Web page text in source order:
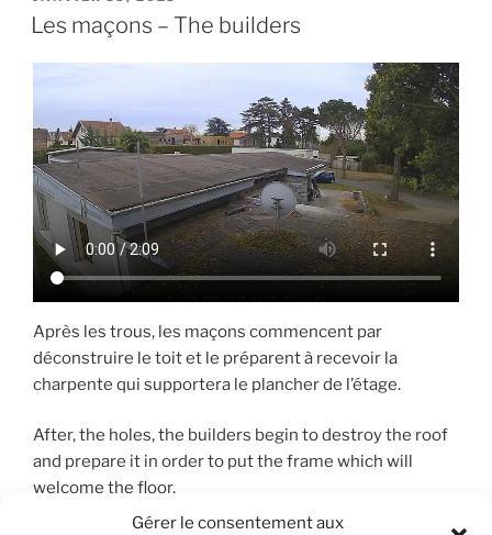
Gérer le consentement aux
LE
Les maçons – The builders
Après les trous, les maçons commencent par
déconstruire le toit et le préparent à recevoir la
charpente qui supportera le plancher de l’étage.
After, the holes, the builders begin to destroy the roof
and prepare it in order to put the frame which will
welcome the floor.